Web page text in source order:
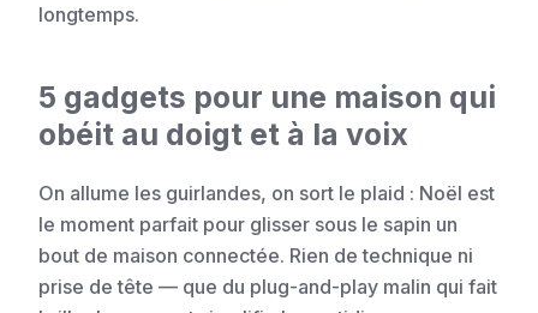
longtemps.
5 gadgets pour une maison qui
obéit au doigt et à la voix
On allume les guirlandes, on sort le plaid : Noël est
le moment parfait pour glisser sous le sapin un
bout de maison connectée. Rien de technique ni
prise de tête — que du plug-and-play malin qui fait